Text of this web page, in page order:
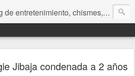
chismes, humor, farándula, curiosidades, ovnis, noticias calientes, fotos, videos, paranormal y ¡más!
Jibaja condenada a 2 años